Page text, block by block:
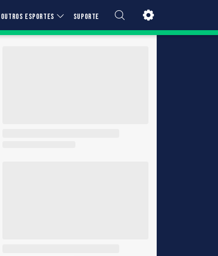
OUTROS ESPORTES SUPORTE